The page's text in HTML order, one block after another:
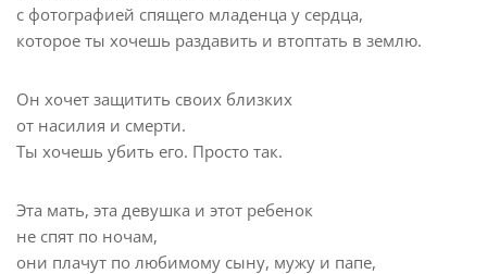
с фотографией спящего младенца у сердца,
которое ты хочешь раздавить и втоптать в землю.
Он хочет защитить своих близких
от насилия и смерти.
Ты хочешь убить его. Просто так.
Эта мать, эта девушка и этот ребенок
не спят по ночам,
они плачут по любимому сыну, мужу и папе,